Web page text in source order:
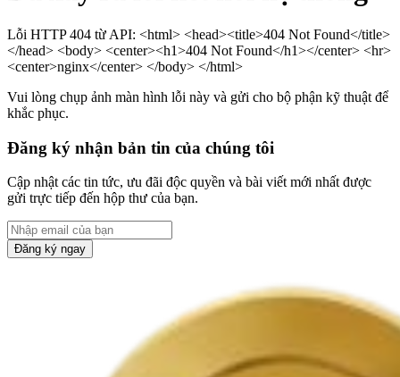
Lỗi HTTP 404 từ API: <html> <head><title>404 Not Found</title>
</head> <body> <center><h1>404 Not Found</h1></center> <hr>
<center>nginx</center> </body> </html>
Vui lòng chụp ảnh màn hình lỗi này và gửi cho bộ phận kỹ thuật để
khắc phục.
Đăng ký nhận bản tin của chúng tôi
Cập nhật các tin tức, ưu đãi độc quyền và bài viết mới nhất được
gửi trực tiếp đến hộp thư của bạn.
Đăng ký ngay